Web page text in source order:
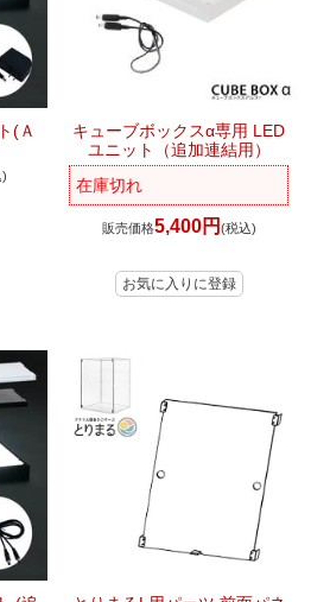
(Ａ
キューブボックスα専用 LED
ユニット（追加連結用）
在庫切れ
販売価格5,400円 (税込)